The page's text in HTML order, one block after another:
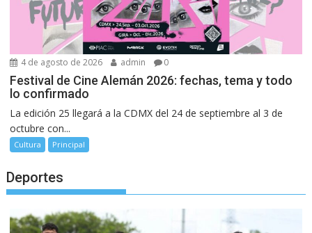
4 de agosto de 2026 admin 0
Festival de Cine Alemán 2026: fechas, tema y todo
lo confirmado
La edición 25 llegará a la CDMX del 24 de septiembre al 3 de
octubre con...
Cultura Principal
Deportes